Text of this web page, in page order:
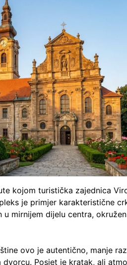
kojom turistička zajednica
je primjer karakteristične
mirnijem dijelu centra,
ovo je autentično, manje
Posjet je kratak, ali